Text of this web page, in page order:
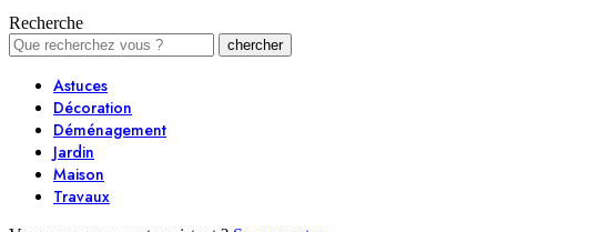
Recherche
Astuces
Décoration
Déménagement
Jardin
Maison
Travaux